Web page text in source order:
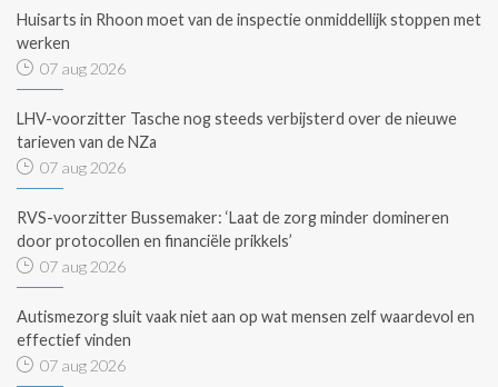
Huisarts in Rhoon moet van de inspectie onmiddellijk stoppen met
werken
07 aug 2026
LHV-voorzitter Tasche nog steeds verbijsterd over de nieuwe
tarieven van de NZa
07 aug 2026
RVS-voorzitter Bussemaker: ‘Laat de zorg minder domineren
door protocollen en financiële prikkels’
07 aug 2026
Autismezorg sluit vaak niet aan op wat mensen zelf waardevol en
effectief vinden
07 aug 2026